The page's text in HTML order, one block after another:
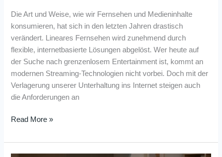
Die Art und Weise, wie wir Fernsehen und Medieninhalte
konsumieren, hat sich in den letzten Jahren drastisch
verändert. Lineares Fernsehen wird zunehmend durch
flexible, internetbasierte Lösungen abgelöst. Wer heute auf
der Suche nach grenzenlosem Entertainment ist, kommt an
modernen Streaming-Technologien nicht vorbei. Doch mit der
Verlagerung unserer Unterhaltung ins Internet steigen auch
die Anforderungen an
Read More »